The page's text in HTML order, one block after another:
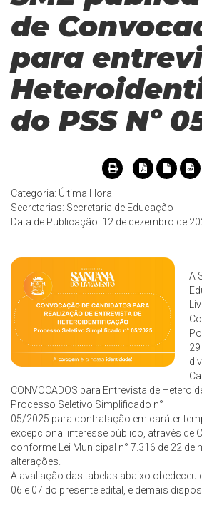
de
para
do PSS Nº
Categoria: Última Hora
Secretarias: Secretaria de Educação
Data de Publicação: 12 de dezembro de
A
CONVOCADOS para Entrevista de
Processo Seletivo Simplificado n°
05/2025 para contratação em caráter
excepcional interesse público, através de
conforme Lei Municipal n° 7.316 de 22 de
alterações.
A avaliação das tabelas abaixo obedeceu
06 e 07 do presente edital, e demais